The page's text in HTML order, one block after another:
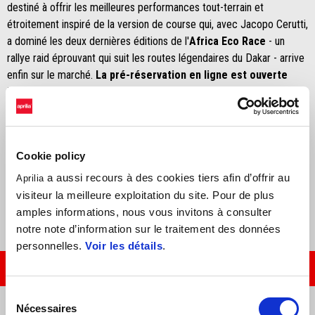
Cookie policy
Aprilia a aussi recours à des cookies tiers afin d’offrir au
visiteur la meilleure exploitation du site. Pour de plus
amples informations, nous vous invitons à consulter
notre note d’information sur le traitement des données
personnelles. Voir les détails.
Nécessaires
destiné à offrir les meilleures performances tout-terrain et
étroitement inspiré de la version de course qui, avec Jacopo Cerutti,
a dominé les deux dernières éditions de l'Africa Eco Race - un
rallye raid éprouvant qui suit les routes légendaires du Dakar - arrive
enfin sur le marché. La pré-réservation en ligne est ouverte
jusqu'au 24 février.
Pour obtenir l'une des premières unités de la nouvelle Tuareg Rally,
la Tuareg de compétition, sélectionnez un concessionnaire Aprilia
agréé et prenez rendez-vous. L'Aprilia Tuareg Rally est vendue au
plus de 13 999€.